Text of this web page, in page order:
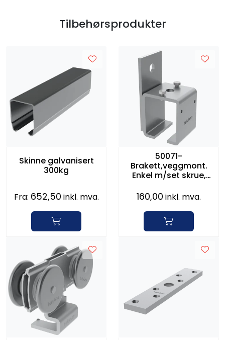
Tilbehørsprodukter
Skinne galvanisert
300kg
Fra: 652,50 inkl. mva.
50071-
Brakett,veggmont.
Enkel m/set skrue,
160,00 inkl. mva.